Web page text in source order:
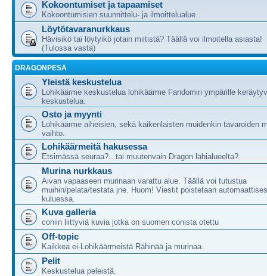
Kokoontumiset ja tapaamiset
Kokoontumisien suunnittelu- ja ilmoittelualue.
Löytötavaranurkkaus
Hävisikö tai löytyikö jotain miitistä? Täällä voi ilmoitella asiasta!
(Tulossa vasta)
DRAGONPESÄ
Yleistä keskustelua
Lohikäärme keskustelua lohikäärme Fandomin ympärille
keskustelua.
Osto ja myynti
Lohikäärme aiheisien, sekä kaikenlaisten muidenkin tavaroiden
vaihto.
Lohikäärmeitä hakusessa
Etsimässä seuraa?.. tai muutenvain Dragon lähialueelta?
Murina nurkkaus
Aivan vapaaseen murinaan varattu alue. Täällä voi tutustua
muihin/pelata/testata jne. Huom! Viestit poistetaan
kuluessa.
Kuva galleria
coniin liittyviä kuvia jotka on suomen conista otettu
Off-topic
Kaikkea ei-Lohikäärmeistä Rähinää ja murinaa.
Pelit
Keskustelua peleistä.